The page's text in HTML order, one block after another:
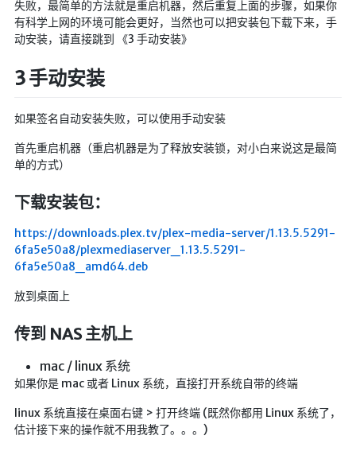
失败，最简单的方法就是重启机器，然后重复上面的步骤，如果你
有科学上网的环境可能会更好，当然也可以把安装包下载下来，手
动安装，请直接跳到 《3 手动安装》
3 手动安装
如果签名自动安装失败，可以使用手动安装
首先重启机器（重启机器是为了释放安装锁，对小白来说这是最简
单的方式）
下载安装包：
https://downloads.plex.tv/plex-media-server/1.13.5.5291-
6fa5e50a8/plexmediaserver_1.13.5.5291-
6fa5e50a8_amd64.deb
放到桌面上
传到 NAS 主机上
mac / linux 系统
如果你是 mac 或者 Linux 系统，直接打开系统自带的终端
linux 系统直接在桌面右键 > 打开终端 (既然你都用 Linux 系统了，
估计接下来的操作就不用我教了。。。)
红白机
红白机资源
dos游戏
飞船对接模拟
引导页
文字变换特效
Floatingheart
夜景
海洋
背景连线动画